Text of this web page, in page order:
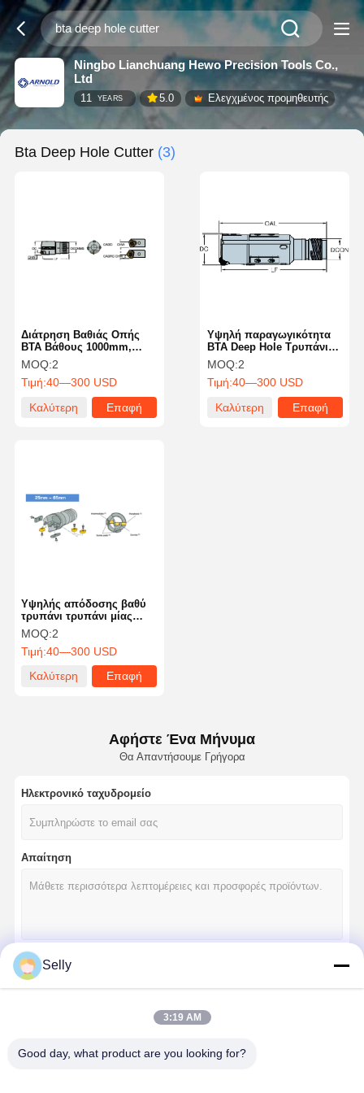
Ningbo Lianchuang Hewo Precision Tools Co.,
Ltd
11 YEARS 5.0 Ελεγχμένος προμηθευτής
Bta Deep Hole Cutter (3)
Διάτρηση Βαθιάς Οπής
BTA Βάθους 1000mm,
Κόφτης Βαθιάς Οπής BTA
με Ατσάλινο Υλικό
MOQ:2
Τιμή:40—300 USD
Καλύτερη
Επαφή
Υψηλή παραγωγικότητα
BTA Deep Hole Τρυπάνιer
για μεταλλική διάτρηση
μέχρι 100 bar πίεση
ψυκτικού iso9001
MOQ:2
Τιμή:40—300 USD
Καλύτερη
Επαφή
Υψηλής απόδοσης βαθύ
τρυπάνι τρυπάνι μίας
φλάουτας εργαλείο κοπής
ISO9001
MOQ:2
Τιμή:40—300 USD
Καλύτερη
Επαφή
Αφήστε Ένα Μήνυμα
Θα Απαντήσουμε Γρήγορα
Ηλεκτρονικό ταχυδρομείο
Απαίτηση
Οι Κατηγορίες Μας
Selly
3:19 AM
Good day, what product are you looking for?